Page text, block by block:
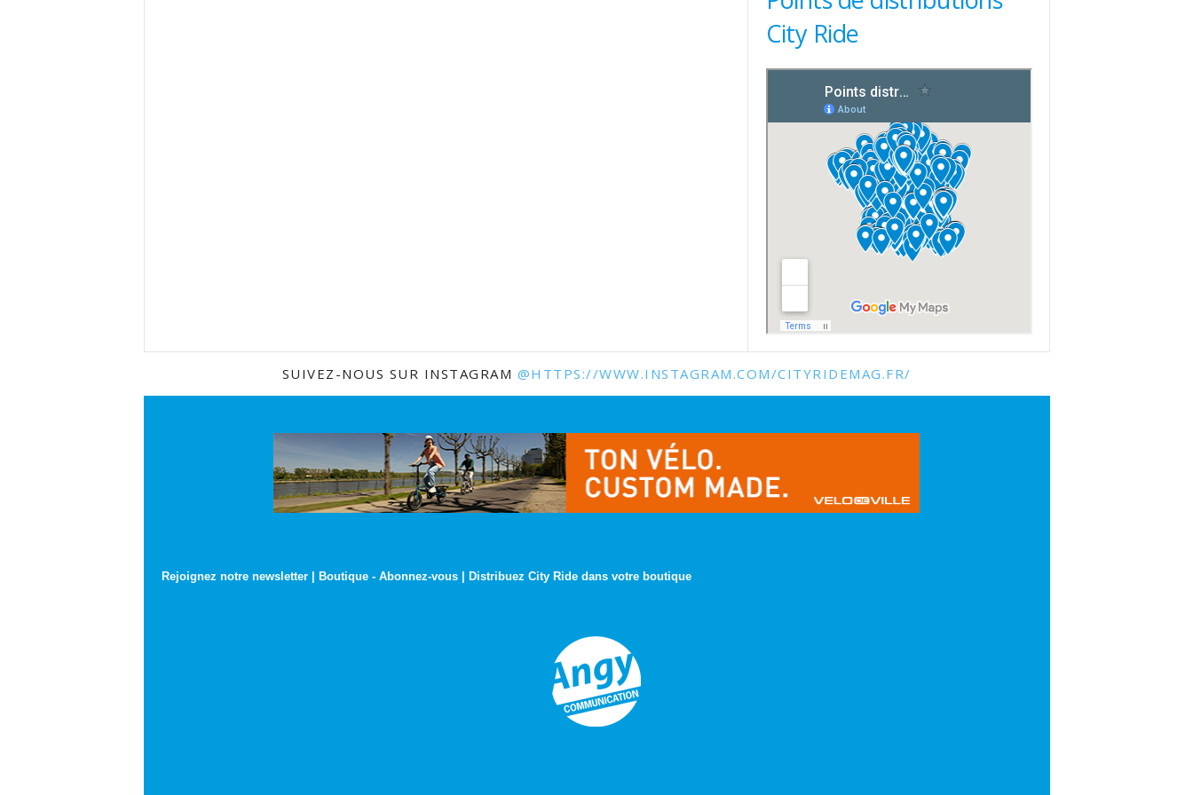
City Ride
SUIVEZ-NOUS SUR INSTAGRAM @HTTPS://WWW.INSTAGRAM.COM/CITYRIDEMAG.FR/
Rejoignez notre newsletter| Boutique- Abonnez-vous| Distribuez City Ride dans votre boutique